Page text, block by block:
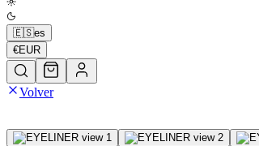
🇪🇸es
€EUR
Volver